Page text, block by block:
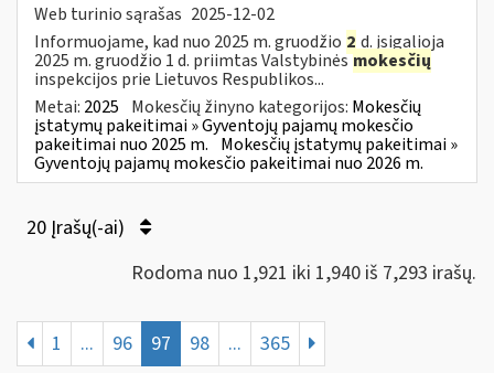
Web turinio sąrašas 2025-12-02
Informuojame, kad nuo 2025 m. gruodžio 2 d. įsigalioja
2025 m. gruodžio 1 d. priimtas Valstybinėsmokesčių
inspekcijos prie Lietuvos Respublikos...
Metai: 2025 Mokesčių žinyno kategorijos: Mokesčių
įstatymų pakeitimai » Gyventojų pajamų mokesčio
pakeitimai nuo 2025 m. Mokesčių įstatymų pakeitimai »
Gyventojų pajamų mokesčio pakeitimai nuo 2026 m.
20 Įrašų(-ai)
Rodoma nuo 1,921 iki 1,940 iš 7,293 irašų.
1 ... 96 97 98 ... 365